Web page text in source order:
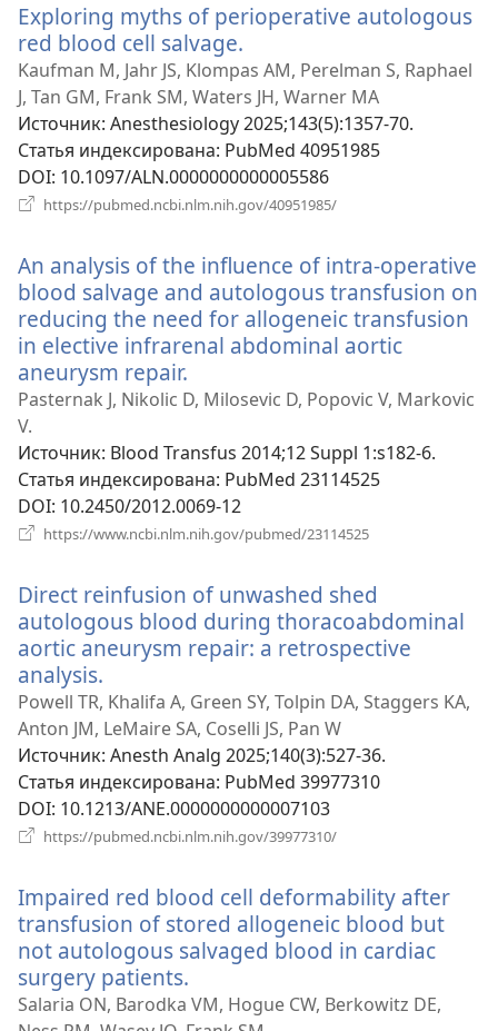
окне)
Exploring myths of perioperative autologous
red blood cell salvage.
в
новом
окне)
Kaufman M, Jahr JS, Klompas AM, Perelman S, Raphael
J, Tan GM, Frank SM, Waters JH, Warner MA
Источник‎: Anesthesiology 2025;143(5):1357-70.
Статья индексирована‎: PubMed 40951985
DOI‎: 10.1097/ALN.0000000000005586
https://pubmed.ncbi.nlm.nih.gov/40951985/
окне)
An analysis of the influence of intra-operative
blood salvage and autologous transfusion on
reducing the need for allogeneic transfusion
in elective infrarenal abdominal aortic
aneurysm repair.
в
окне)
Pasternak J, Nikolic D, Milosevic D, Popovic V, Markovic
V.
Источник‎: Blood Transfus 2014;12 Suppl 1:s182-6.
Статья индексирована‎: PubMed 23114525
DOI‎: 10.2450/2012.0069-12
https://www.ncbi.nlm.nih.gov/pubmed/23114525
окне)
Direct reinfusion of unwashed shed
autologous blood during thoracoabdominal
aortic aneurysm repair: a retrospective
analysis.
в
новом
окне)
Powell TR, Khalifa A, Green SY, Tolpin DA, Staggers KA,
Anton JM, LeMaire SA, Coselli JS, Pan W
Источник‎: Anesth Analg 2025;140(3):527-36.
Статья индексирована‎: PubMed 39977310
DOI‎: 10.1213/ANE.0000000000007103
https://pubmed.ncbi.nlm.nih.gov/39977310/
окне)
Impaired red blood cell deformability after
transfusion of stored allogeneic blood but
not autologous salvaged blood in cardiac
surgery patients.
в
Salaria ON, Barodka VM, Hogue CW, Berkowitz DE,